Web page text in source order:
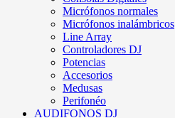
Micrófonos normales
Micrófonos inalámbricos
Line Array
Controladores DJ
Potencias
Accesorios
Medusas
Perifonéo
AUDIFONOS DJ